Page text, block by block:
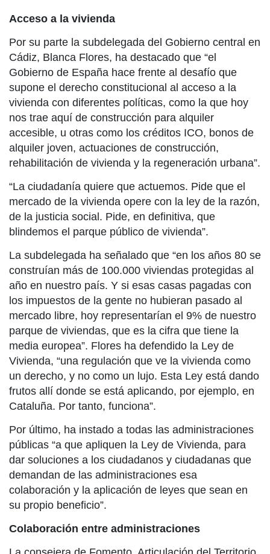
Acceso a la vivienda
Por su parte la subdelegada del Gobierno central en
Cádiz, Blanca Flores, ha destacado que “el
Gobierno de España hace frente al desafío que
supone el derecho constitucional al acceso a la
vivienda con diferentes políticas, como la que hoy
nos trae aquí de construcción para alquiler
accesible, u otras como los créditos ICO, bonos de
alquiler joven, actuaciones de construcción,
rehabilitación de vivienda y la regeneración urbana”.
“La ciudadanía quiere que actuemos. Pide que el
mercado de la vivienda opere con la ley de la razón,
de la justicia social. Pide, en definitiva, que
blindemos el parque público de vivienda”.
La subdelegada ha señalado que “en los años 80 se
construían más de 100.000 viviendas protegidas al
año en nuestro país. Y si esas casas pagadas con
los impuestos de la gente no hubieran pasado al
mercado libre, hoy representarían el 9% de nuestro
parque de viviendas, que es la cifra que tiene la
media europea”. Flores ha defendido la Ley de
Vivienda, “una regulación que ve la vivienda como
un derecho, y no como un lujo. Esta Ley está dando
frutos allí donde se está aplicando, por ejemplo, en
Cataluña. Por tanto, funciona”.
Por último, ha instado a todas las administraciones
públicas “a que apliquen la Ley de Vivienda, para
dar soluciones a los ciudadanos y ciudadanas que
demandan de las administraciones esa
colaboración y la aplicación de leyes que sean en
su propio beneficio”.
Colaboración entre administraciones